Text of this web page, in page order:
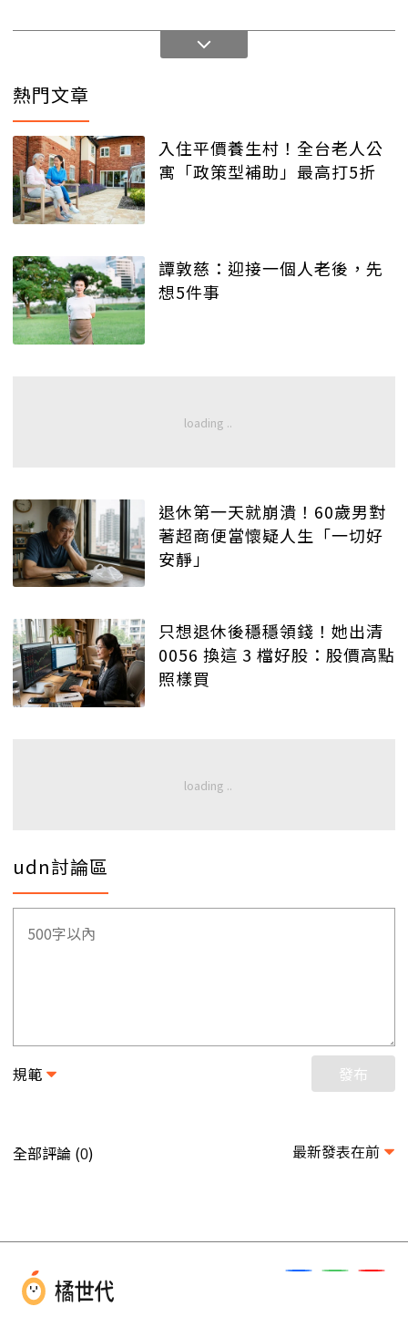
熱門文章
入住平價養生村！全台老人公
寓「政策型補助」最高打5折
譚敦慈：迎接一個人老後，先
想5件事
退休第一天就崩潰！60歲男對
著超商便當懷疑人生「一切好
安靜」
只想退休後穩穩領錢！她出清
0056 換這 3 檔好股：股價高點
照樣買
udn討論區
規範 發布
全部評論 (0) 最新發表在前